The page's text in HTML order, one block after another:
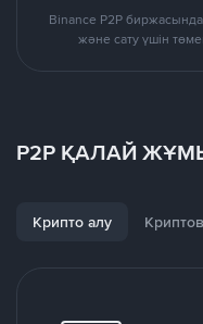
Binance P2P
және сату үшін
P2P ҚАЛАЙ
Крипто алу